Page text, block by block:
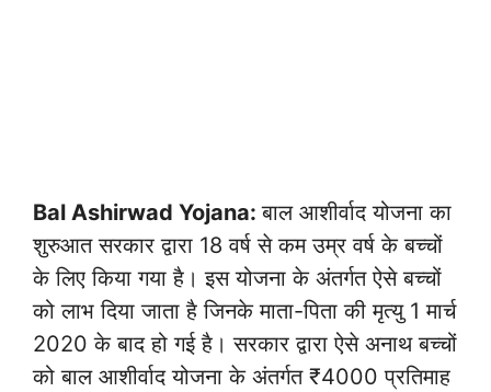
Bal Ashirwad Yojana:बाल आशीर्वाद योजना का
शुरुआत सरकार द्वारा 18 वर्ष से कम उम्र वर्ष के बच्चों
के लिए किया गया है। इस योजना के अंतर्गत ऐसे बच्चों
को लाभ दिया जाता है जिनके माता-पिता की मृत्यु 1 मार्च
2020 के बाद हो गई है। सरकार द्वारा ऐसे अनाथ बच्चों
को बाल आशीर्वाद योजना के अंतर्गत ₹4000 प्रतिमाह